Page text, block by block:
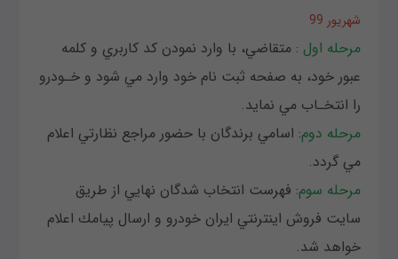
شهریور 99
مرحله اول : متقاضي، با وارد نمودن كد كاربري و كلمه
عبور خود، به صفحه ثبت نام خود وارد مي شود و خـودرو
را انتخـاب مي نمايد.
مرحله دوم: اسامي برندگان با حضور مراجع نظارتي اعلام
مي گردد.
مرحله سوم: فهرست انتخاب شدگان نهايي از طريق
سايت فروش اينترنتي ایران خودرو و ارسال پيامك اعلام
خواهد شد.